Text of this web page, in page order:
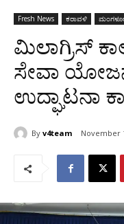
Fresh News ಕರಾವಳಿ
ಮಿಲಾಗ್ರಿಸ್
ಸೇವಾ
ಉದ್ಘಾಟನಾ
By v4team November